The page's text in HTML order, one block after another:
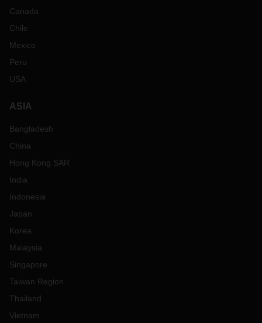
Canada
Chile
Mexico
Peru
USA
ASIA
Bangladesh
China
Hong Kong SAR
India
Indonesia
Japan
Korea
Malaysia
Singapore
Taiwan Region
Thailand
Vietnam